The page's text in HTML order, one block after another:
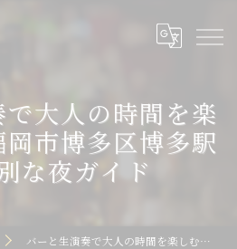
大人の時間を楽
岡市博多区博多駅
な夜ガイド
バーと生演奏で大人の時間を楽しむ福岡県福岡市博多区博多駅前の特別な夜ガイド